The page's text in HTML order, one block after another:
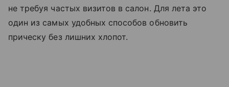
не требуя частых визитов в салон. Для лета это
один из самых удобных способов обновить
прическу без лишних хлопот.